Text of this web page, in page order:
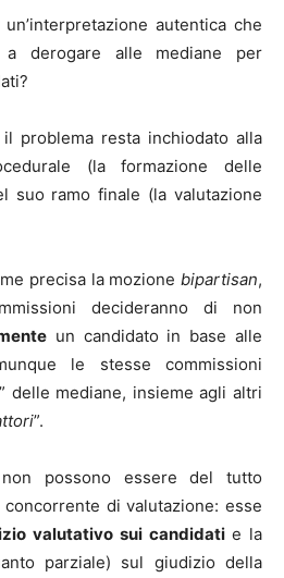
autentica che
derogare alle mediane per
problema resta inchiodato alla
(la formazione delle
suo ramo finale (la valutazione
precisa la mozionebipartisan,
decideranno di non
un candidato in base alle
le stesse commissioni
” delle mediane, insieme agli altri
”.
possono essere del tutto
di valutazione: esse
valutativo sui candidatie la
parziale) sul giudizio della